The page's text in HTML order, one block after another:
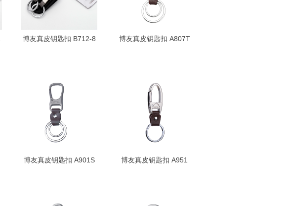
博友真皮钥匙扣 B712-8 博友真皮钥匙扣 A807T
博友真皮钥匙扣 A901S 博友真皮钥匙扣 A951